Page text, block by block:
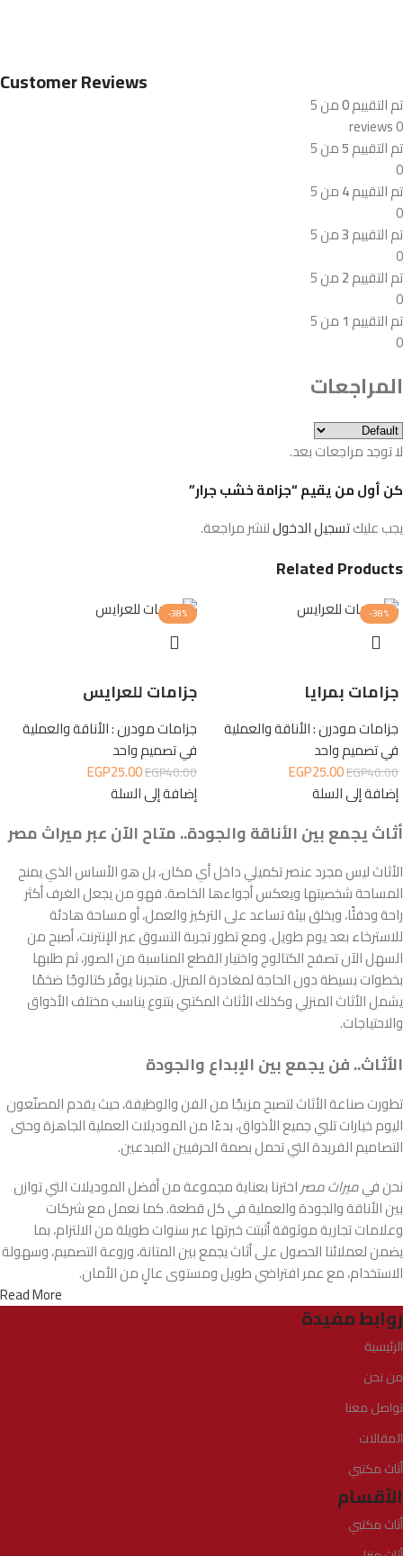
Customer Reviews
تم التقييم0من 5
0 reviews
تم التقييم5من 5
0
تم التقييم4من 5
0
تم التقييم3من 5
0
تم التقييم2من 5
0
تم التقييم 1 من 5
0
المراجعات
لا توجد مراجعات بعد.
كن أول من يقيم “جزامة خشب جرار”
يجب عليكتسجيل الدخوللنشر مراجعة.
Related Products
-38%
جزامات بمرايا
جزامات مودرن : الأناقة والعملية
في تصميم واحد
EGP40.00
EGP25.00
إضافة إلى السلة
-38%
جزامات للعرايس
جزامات مودرن : الأناقة والعملية
في تصميم واحد
EGP40.00
EGP25.00
إضافة إلى السلة
أثاث يجمع بين الأناقة والجودة.. متاح الآن عبر ميراث مصر
الأثاث ليس مجرد عنصر تكميلي داخل أي مكان، بل هو الأساس الذي يمنح
المساحة شخصيتها ويعكس أجواءها الخاصة. فهو من يجعل الغرف أكثر
راحة ودفئًا، ويخلق بيئة تساعد على التركيز والعمل، أو مساحة هادئة
للاسترخاء بعد يوم طويل. ومع تطور تجربة التسوق عبر الإنترنت، أصبح من
السهل الآن تصفح الكتالوج واختيار القطع المناسبة من الصور، ثم طلبها
بخطوات بسيطة دون الحاجة لمغادرة المنزل. متجرنا يوفّر كتالوجًا ضخمًا
يشمل الأثاث المنزلي وكذلك الأثاث المكتبي بتنوع يناسب مختلف الأذواق
والاحتياجات.
الأثاث.. فن يجمع بين الإبداع والجودة
تطورت صناعة الأثاث لتصبح مزيجًا من الفن والوظيفة، حيث يقدم المصنّعون
اليوم خيارات تلبي جميع الأذواق، بدءًا من الموديلات العملية الجاهزة وحتى
التصاميم الفريدة التي تحمل بصمة الحرفيين المبدعين.
نحن فيميراث مصراخترنا بعناية مجموعة من أفضل الموديلات التي توازن
بين الأناقة والجودة والعملية في كل قطعة. كما نعمل مع شركات
وعلامات تجارية موثوقة أثبتت خبرتها عبر سنوات طويلة من الالتزام، بما
يضمن لعملائنا الحصول على أثاث يجمع بين المتانة، وروعة التصميم، وسهولة
الاستخدام، مع عمر افتراضي طويل ومستوى عالٍ من الأمان.
Read More
روابط مفيدة
الرئيسية
من نحن
تواصل معنا
المقالات
أثاث مكتبي
الأقسام
أثاث مكتبي